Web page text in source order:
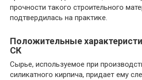
прочности такого строительного
подтвердилась на практике.
Положительные
СК
Сырье, используемое при
силикатного кирпича, придает ему